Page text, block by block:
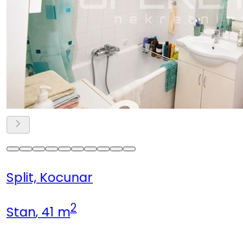
Split, Kocunar
Stan, 41 m2